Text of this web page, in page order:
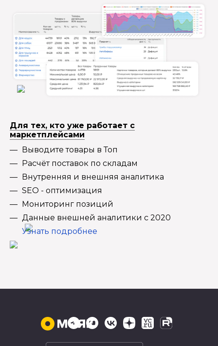
Для тех, кто уже работает с
маркетплейсами
Выводите товары в Топ
Расчёт поставок по складам
Внутренняя и внешняя аналитика
SEO - оптимизация
Мониторинг позиций
Данные внешней аналитики с 2020
Узнать подробнее